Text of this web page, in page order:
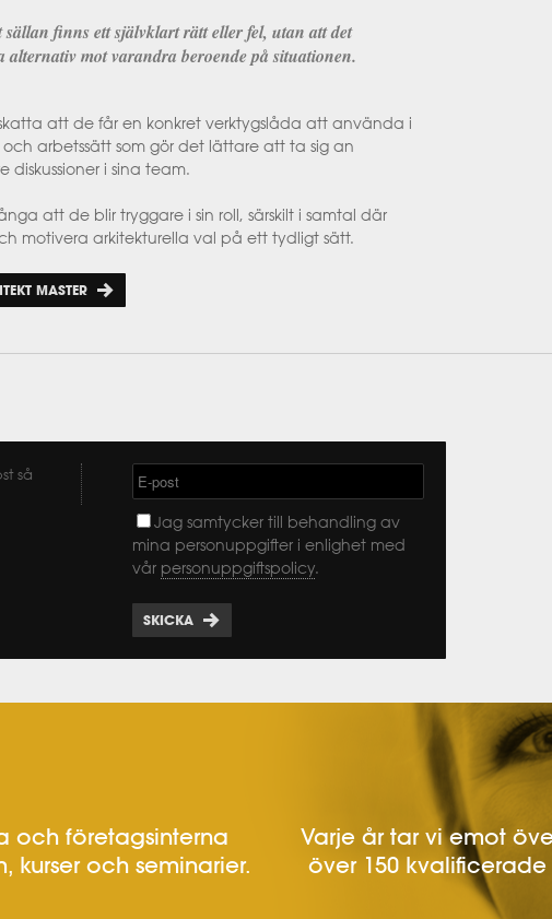
finns ett självklart rätt eller fel, utan att det
mot varandra beroende på situationen.
att de får en konkret verktygslåda att använda i
arbetssätt som gör det lättare att ta sig an
i sina team.
att de blir tryggare i sin roll, särskilt i samtal där
motivera arkitekturella val på ett tydligt sätt.
MASTER
så
Jag samtycker till behandling av
mina personuppgifter i enlighet med
vår personuppgiftspolicy.
SKICKA
och företagsinterna
kurser och seminarier.
Varje år tar vi emot
över 150